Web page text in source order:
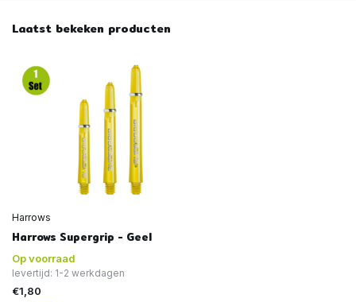
Laatst bekeken producten
Harrows
Harrows Supergrip - Geel
Op voorraad
levertijd: 1-2 werkdagen
€1,80